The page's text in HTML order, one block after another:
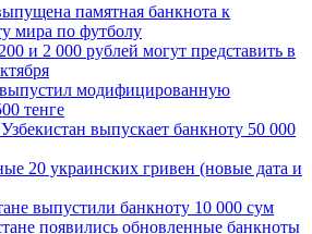
памятная банкнота к
мира по футболу
и 2 000 рублей могут представить в
выпустил модифицированную
тенге
Узбекистан выпускает банкноту 50 000
20 украинских гривен (новые дата и
выпустили банкноту 10 000 сум
появились обновленные банкноты